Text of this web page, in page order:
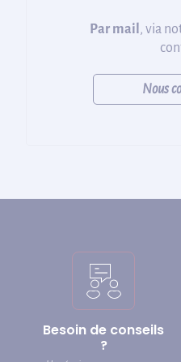
Par mail , via
Nous
Besoin de conseils
?